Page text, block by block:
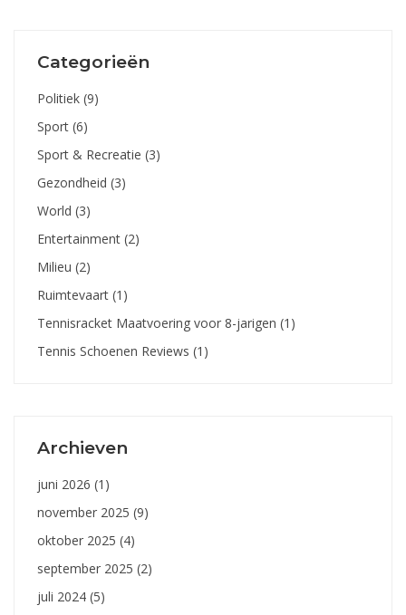
Categorieën
Politiek (9)
Sport (6)
Sport & Recreatie (3)
Gezondheid (3)
World (3)
Entertainment (2)
Milieu (2)
Ruimtevaart (1)
Tennisracket Maatvoering voor 8-jarigen (1)
Tennis Schoenen Reviews (1)
Archieven
juni 2026 (1)
november 2025 (9)
oktober 2025 (4)
september 2025 (2)
juli 2024 (5)